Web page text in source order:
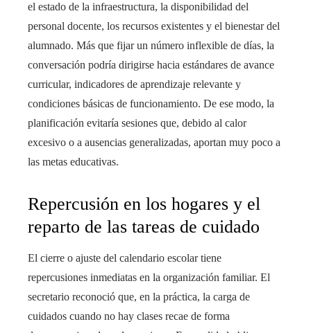
el estado de la infraestructura, la disponibilidad del
personal docente, los recursos existentes y el bienestar del
alumnado. Más que fijar un número inflexible de días, la
conversación podría dirigirse hacia estándares de avance
curricular, indicadores de aprendizaje relevante y
condiciones básicas de funcionamiento. De ese modo, la
planificación evitaría sesiones que, debido al calor
excesivo o a ausencias generalizadas, aportan muy poco a
las metas educativas.
Repercusión en los hogares y el
reparto de las tareas de cuidado
El cierre o ajuste del calendario escolar tiene
repercusiones inmediatas en la organización familiar. El
secretario reconoció que, en la práctica, la carga de
cuidados cuando no hay clases recae de forma